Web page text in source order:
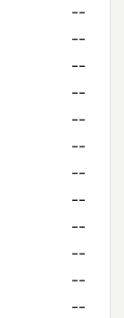
--
--
--
--
--
--
--
--
--
--
--
--